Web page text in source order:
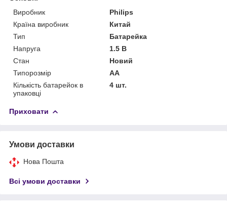
Виробник
Philips
Країна виробник
Китай
Тип
Батарейка
Напруга
1.5 В
Стан
Новий
Типорозмір
AA
Кількість батарейок в
упаковці
4 шт.
Приховати
Умови доставки
Нова Пошта
Всі умови доставки